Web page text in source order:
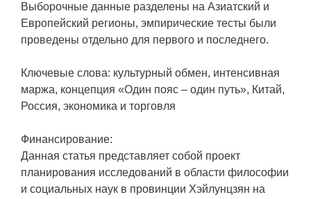
Выборочные данные разделены на Азиатский и
Европейский регионы, эмпирические тесты были
проведены отдельно для первого и последнего.
Ключевые слова: культурный обмен, интенсивная
маржа, концепция «Один пояс – один путь», Китай,
Россия, экономика и торговля
Финансирование:
Данная статья представляет собой проект
планирования исследований в области философии
и социальных наук в провинции Хэйлунцзян на